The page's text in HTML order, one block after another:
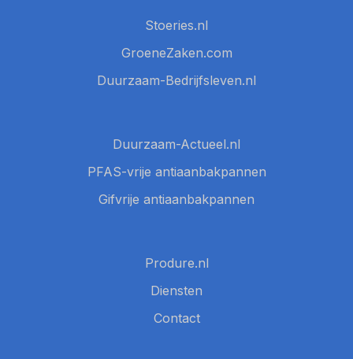
Stoeries.nl
GroeneZaken.com
Duurzaam-Bedrijfsleven.nl
Duurzaam-Actueel.nl
PFAS-vrije antiaanbakpannen
Gifvrije antiaanbakpannen
Produre.nl
Diensten
Contact